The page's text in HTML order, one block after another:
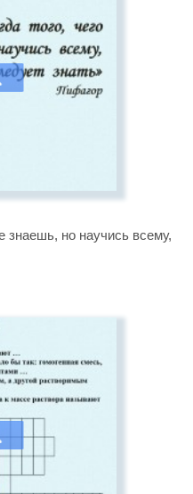
знаешь, но научись всему,